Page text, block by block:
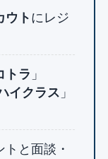
ウト にレジ
トラ 」
イクラス 」
トと面談・